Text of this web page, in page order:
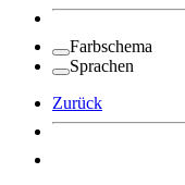
Farbschema
Sprachen
Zurück